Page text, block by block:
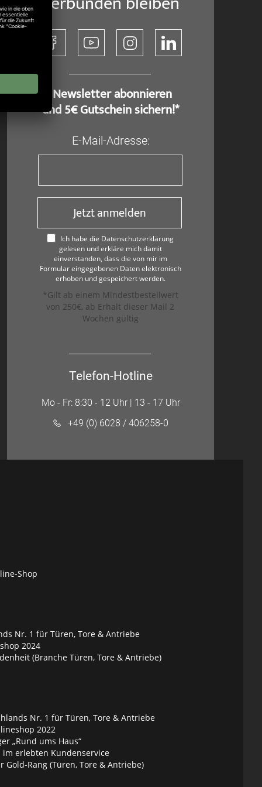
​ Newsletter abonnieren
und 5€ Gutschein sichern!*
E-Mail-Adresse:
Jetzt anmelden
Ich habe die Datenschutzerklärung
gelesen und erkläre mich damit
einverstanden, dass die von mir im
Formular eingegebenen Daten elektronisch
erhoben und gespeichert werden.
*Gilt ab einem Mindestbestellwert
von 250€, ab Erhalt dieser Mail 2
Wochen gültig
Telefon-Hotline
Mo - Fr: 8:30 - 12 Uhr | 13 - 17 Uhr
+49 (0) 6028 / 406258-0
Shop
Nr. 1 für Türen, Tore & Antriebe
2024
(Branche Türen, Tore & Antriebe)
Nr. 1 für Türen, Tore & Antriebe
2022
„Rund ums Haus“
im erlebten Kundenservice
Gold-Rang (Türen, Tore & Antriebe)